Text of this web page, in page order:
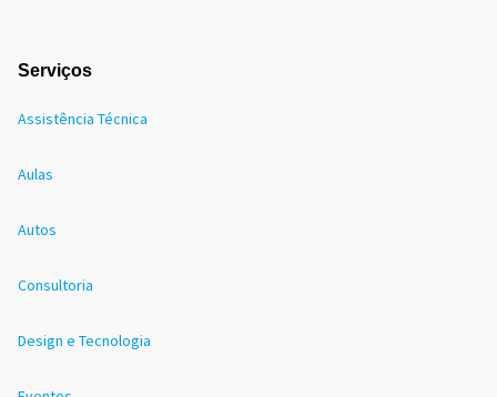
Serviços
Assistência Técnica
Aulas
Autos
Consultoria
Design e Tecnologia